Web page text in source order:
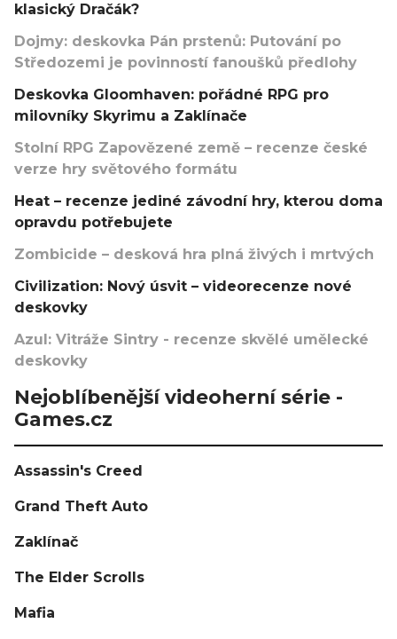
klasický Dračák?
Dojmy: deskovka Pán prstenů: Putování po
Středozemi je povinností fanoušků předlohy
Deskovka Gloomhaven: pořádné RPG pro
milovníky Skyrimu a Zaklínače
Stolní RPG Zapovězené země – recenze české
verze hry světového formátu
Heat – recenze jediné závodní hry, kterou doma
opravdu potřebujete
Zombicide – desková hra plná živých i mrtvých
Civilization: Nový úsvit – videorecenze nové
deskovky
Azul: Vitráže Sintry - recenze skvělé umělecké
deskovky
Nejoblíbenější videoherní série -
Games.cz
Assassin's Creed
Grand Theft Auto
Zaklínač
The Elder Scrolls
Mafia